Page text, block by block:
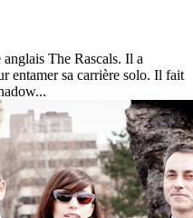
The Rascals. Il a
entamer sa carrière solo. Il fait